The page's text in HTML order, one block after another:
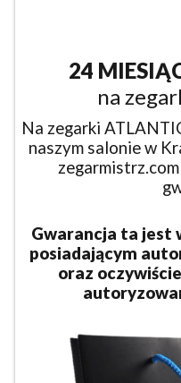
24
na
Na zegarki
naszym salonie w
Gwarancja ta jest
posiadającym
oraz